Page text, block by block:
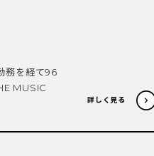
務を経て96
MUSIC
詳しく見る